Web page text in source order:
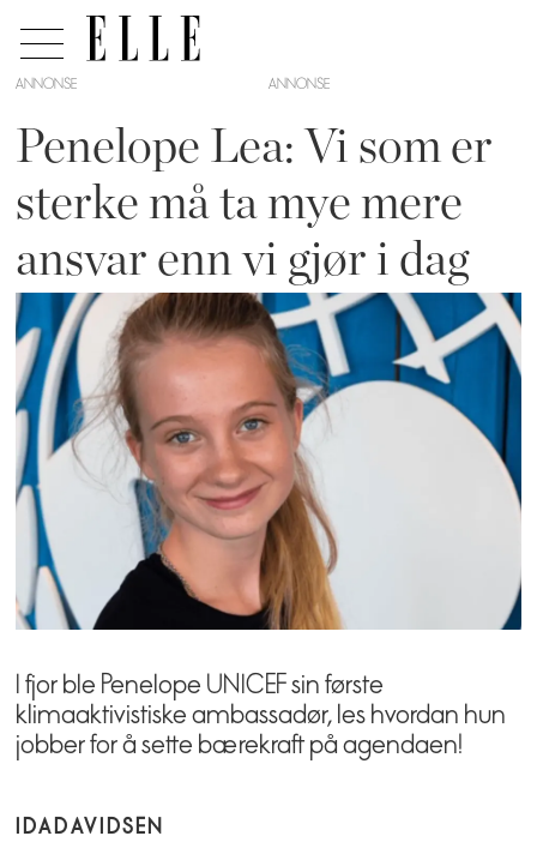
ANNONSE
Penelope Lea: Vi som er
sterke må ta mye mere
ansvar enn vi gjør i dag
I fjor ble Penelope UNICEF sin første
klimaaktivistiske ambassadør, les hvordan hun
jobber for å sette bærekraft på agendaen!
IDA DAVIDSEN